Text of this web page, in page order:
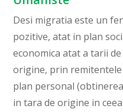
Desi migratia este un
pozitive, atat in plan
economica atat a tarii
origine, prin
plan personal
in tara de origine in